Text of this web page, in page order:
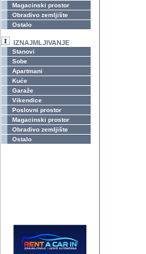
Magacinski prostor
Obradivo zemljište
Ostalo
IZNAJMLJIVANJE
Stanovi
Sobe
Apartmani
Kuće
Garaže
Vikendice
Poslovni prostor
Magacinski prostor
Obradivo zemljište
Ostalo